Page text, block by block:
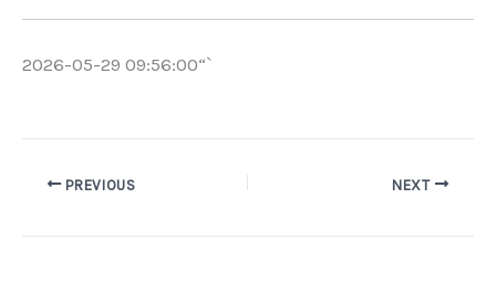
2026-05-29 09:56:00“`
PREVIOUS NEXT